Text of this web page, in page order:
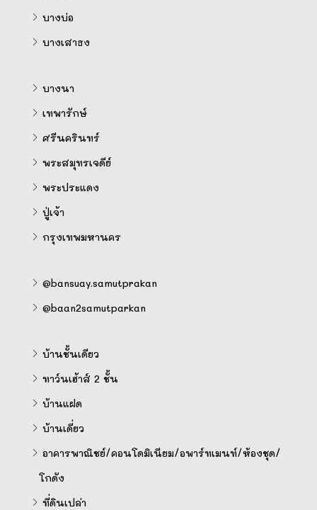
บางบ่อ
บางเสาธง
บางนา
เทพารักษ์
ศรีนครินทร์
พระสมุทรเจดีย์
พระประแดง
ปู่เจ้า
กรุงเทพมหานคร
@bansuay.samutprakan
@baan2samutparkan
บ้านชั้นเดียว
ทาว์นเฮ้าส์ 2 ชั้น
บ้านแฝด
บ้านเดี่ยว
อาคารพาณิชย์/คอนโดมิเนียม/อพาร์ทเมนท์/ห้องชุด/
โกดัง
ที่ดินเปล่า